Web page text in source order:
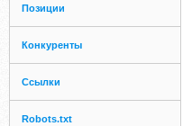
Позиции
Конкуренты
Ссылки
Robots.txt